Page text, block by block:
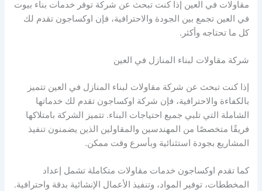
مقاولات في العين إذا كنت تبحث عن شركة توفر خدمات بناء بيوت
في العين تجمع بين الجودة والاحترافية، فإن اوكساجون تقدم لك
كل ما تحتاجه وأكثر.
شركة مقاولات لبناء المنازل في العين
إذا كنت تبحث عن شركة مقاولات لبناء المنازل في العين تتميز
بالكفاءة والاحترافية، فإن شركة اوكساجون تقدم لك خدماتها
الشاملة التي تلبي جميع احتياجات البناء. تتميز الشركة بامتلاكها
فريقًا متخصصًا من المهندسين والمقاولين الذين يضمنون تنفيذ
المشاريع بجودة استثنائية وبأسرع وقت ممكن.
كما تقدم اوكساجون خدمات مقاولات متكاملة تشمل إعداد
المخططات، توفير المواد، وتنفيذ الأعمال الإنشائية بدقة واحترافية.